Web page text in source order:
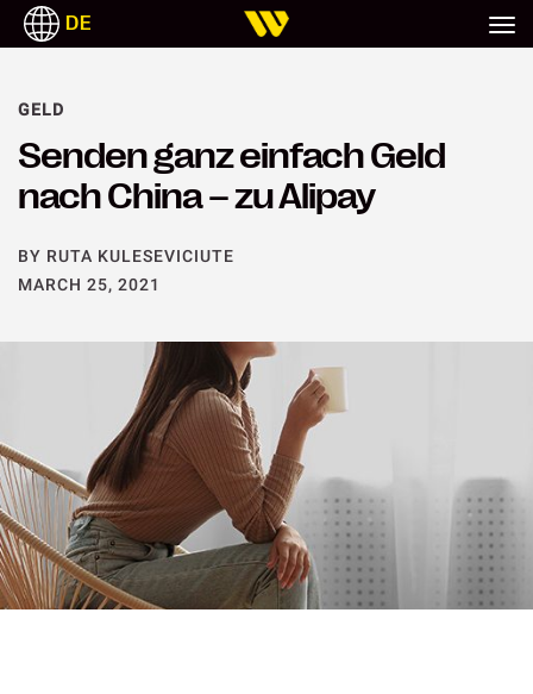
DE
Senden ganz einfach Geld
nach China – zu Alipay
GELD
BY RUTA KULESEVICIUTE
MARCH 25, 2021